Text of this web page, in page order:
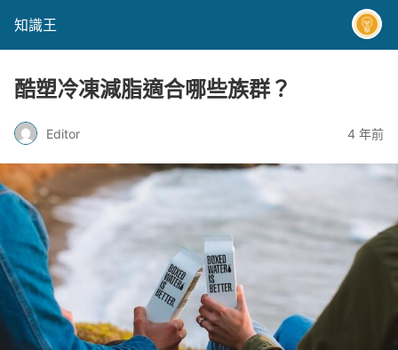
知識王
酷塑冷凍減脂適合哪些族群？
Editor 4 年前